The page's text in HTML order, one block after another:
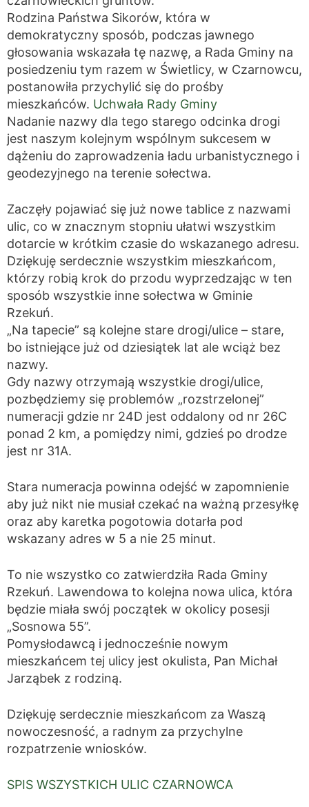
Rodzina Państwa Sikorów, która w
demokratyczny sposób, podczas jawnego
głosowania wskazała tę nazwę, a Rada Gminy na
posiedzeniu tym razem w Świetlicy, w Czarnowcu,
postanowiła przychylić się do prośby
mieszkańców. Uchwała Rady Gminy
Nadanie nazwy dla tego starego odcinka drogi
jest naszym kolejnym wspólnym sukcesem w
dążeniu do zaprowadzenia ładu urbanistycznego i
geodezyjnego na terenie sołectwa.
Zaczęły pojawiać się już nowe tablice z nazwami
ulic, co w znacznym stopniu ułatwi wszystkim
dotarcie w krótkim czasie do wskazanego adresu.
Dziękuję serdecznie wszystkim mieszkańcom,
którzy robią krok do przodu wyprzedzając w ten
sposób wszystkie inne sołectwa w Gminie
Rzekuń.
„Na tapecie” są kolejne stare drogi/ulice – stare,
bo istniejące już od dziesiątek lat ale wciąż bez
nazwy.
Gdy nazwy otrzymają wszystkie drogi/ulice,
pozbędziemy się problemów „rozstrzelonej”
numeracji gdzie nr 24D jest oddalony od nr 26C
ponad 2 km, a pomiędzy nimi, gdzieś po drodze
jest nr 31A.
Stara numeracja powinna odejść w zapomnienie
aby już nikt nie musiał czekać na ważną przesyłkę
oraz aby karetka pogotowia dotarła pod
wskazany adres w 5 a nie 25 minut.
To nie wszystko co zatwierdziła Rada Gminy
Rzekuń. Lawendowa to kolejna nowa ulica, która
będzie miała swój początek w okolicy posesji
„Sosnowa 55”.
Pomysłodawcą i jednocześnie nowym
mieszkańcem tej ulicy jest okulista, Pan Michał
Jarząbek z rodziną.
Dziękuję serdecznie mieszkańcom za Waszą
nowoczesność, a radnym za przychylne
rozpatrzenie wniosków.
SPIS WSZYSTKICH ULIC CZARNOWCA